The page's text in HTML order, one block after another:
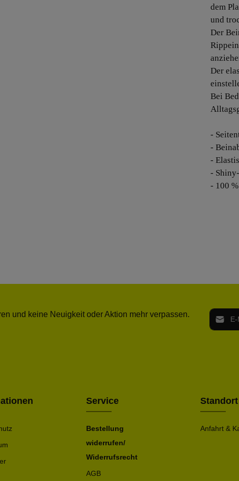
dem
und
Der
Der
Bei
-
-
-
-
- 100
und keine Neuigkeit oder Aktion mehr verpassen. E-Mail-
Service
Bestellung
widerrufen/
Widerrufsrecht
AGB
Standort
Anfahrt &